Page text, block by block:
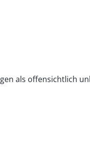
als offensichtlich